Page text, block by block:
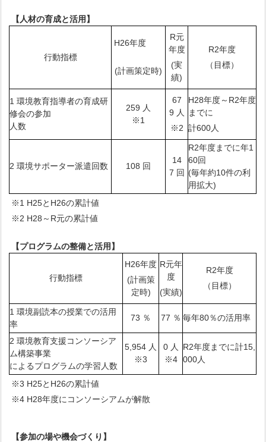
【人材の育成と活用】
行動指標
H26年度
(計画策定時)
R元
年度
(実
績)
R2年度
（目標）
1 環境教育指導者の育成研
修会の参加
人数
259 人
※1
67
9 人
※2
H28年度～R2年度
までに
計600人
2 環境サポーター派遣回数 108 回
14
7 回
R2年度までに年1
60回
(毎年約10件の利
用拡大)
※1 H25とH26の累計値
※2 H28～R元の累計値
【プログラムの整備と活用】
行動指標
H26年度
(計画策
定時)
R元年
度
(実績)
R2年度
（目標）
1 環境副読本の授業での活用
率
73 ％ 77 ％ 毎年80％の活用率
2 環境教育支援コンソーシア
ム構築事業
によるプログラムの学習人数
5,954 人
※3
0 人
※4
R2年度までに計15,
000人
※3 H25とH26の累計値
※4 H28年度にコンソーシアムが解散
【参加の場や機会づくり】